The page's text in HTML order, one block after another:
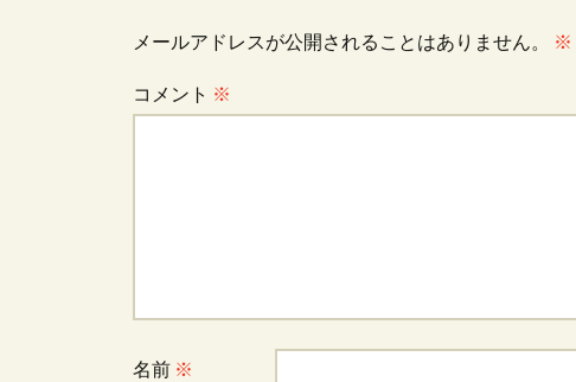
メールアドレスが公開されることはありません。 ※
コメント ※
名前 ※